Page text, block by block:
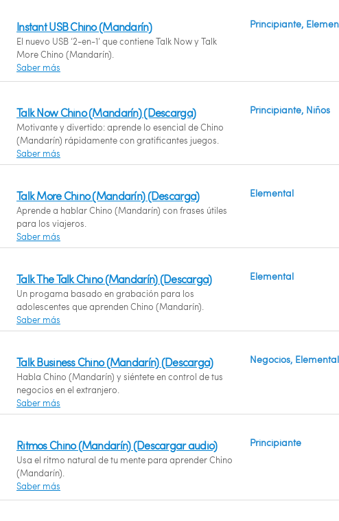
Instant USB Chino (Mandarín)
El nuevo USB ‘2-en-1’ que contiene Talk Now y Talk
More Chino (Mandarín).
Saber más
Principiante,
Talk Now Chino (Mandarín) (Descarga)
Motivante y divertido: aprende lo esencial de Chino
(Mandarín) rápidamente con gratificantes juegos.
Saber más
Principiante, Niños
Talk More Chino (Mandarín) (Descarga)
Aprende a hablar Chino (Mandarín) con frases útiles
para los viajeros.
Saber más
Elemental
Talk The Talk Chino (Mandarín) (Descarga)
Un progama basado en grabación para los
adolescentes que aprenden Chino (Mandarín).
Saber más
Elemental
Talk Business Chino (Mandarín) (Descarga)
Habla Chino (Mandarín) y siéntete en control de tus
negocios en el extranjero.
Saber más
Negocios,
Ritmos Chino (Mandarín) (Descargar audio)
Usa el ritmo natural de tu mente para aprender Chino
(Mandarín).
Saber más
Principiante